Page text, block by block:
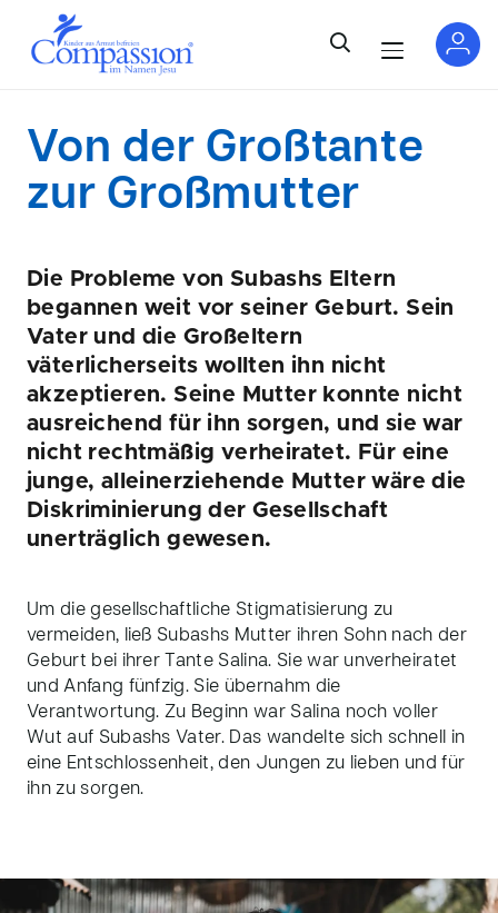
Von der Großtante
zur Großmutter
Die Probleme von Subashs Eltern
begannen weit vor seiner Geburt. Sein
Vater und die Großeltern
väterlicherseits wollten ihn nicht
akzeptieren. Seine Mutter konnte nicht
ausreichend für ihn sorgen, und sie war
nicht rechtmäßig verheiratet. Für eine
junge, alleinerziehende Mutter wäre die
Diskriminierung der Gesellschaft
unerträglich gewesen.
Um die gesellschaftliche Stigmatisierung zu
vermeiden, ließ Subashs Mutter ihren Sohn nach der
Geburt bei ihrer Tante Salina. Sie war unverheiratet
und Anfang fünfzig. Sie übernahm die
Verantwortung. Zu Beginn war Salina noch voller
Wut auf Subashs Vater. Das wandelte sich schnell in
eine Entschlossenheit, den Jungen zu lieben und für
ihn zu sorgen.